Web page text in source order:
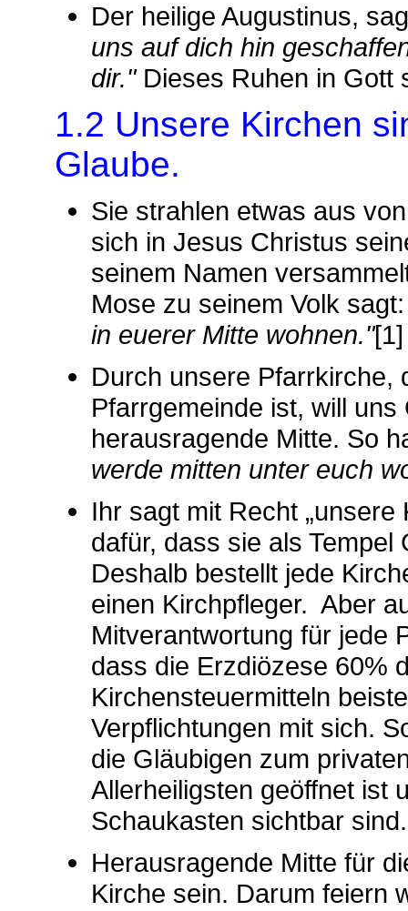
Der heilige Augustinus,
uns auf dich hin
dir."Dieses Ruhen in Gott
1.2 Unsere Kirchen
Glaube.
Sie strahlen etwas aus
sich in Jesus Christus
seinem Namen
Mose zu seinem Volk
in euerer Mitte wohnen."[1]
Durch unsere Pfarrkirche,
Pfarrgemeinde ist, will
herausragende Mitte. So
werde mitten unter euch
Ihr sagt mit Recht
dafür, dass sie als
Deshalb bestellt jede
einen Kirchpfleger. Aber
Mitverantwortung für jede
dass die Erzdiözese 60%
Kirchensteuermitteln
Verpflichtungen mit sich.
die Gläubigen zum
Allerheiligsten geöffnet ist
Schaukasten sichtbar sind.
Herausragende Mitte für
Kirche sein. Darum feiern